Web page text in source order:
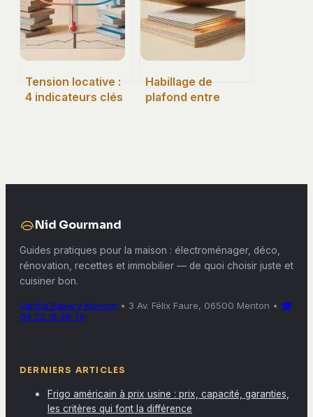
anticiper
Tension locative :
4 indicateurs clés
Habillage de
plafond entre
Nid Gourmand
Guides pratiques pour la maison : électroménager, déco,
rénovation, recettes et immobilier — de quoi choisir juste et
cuisiner bon.
Vanilla Bakery Menton • 3 Av. Félix Faure, 06500 Menton • ☎
04 22 16 46 79
DERNIERS ARTICLES
Frigo américain à prix usine : prix, capacité, garanties,
les critères qui font la différence